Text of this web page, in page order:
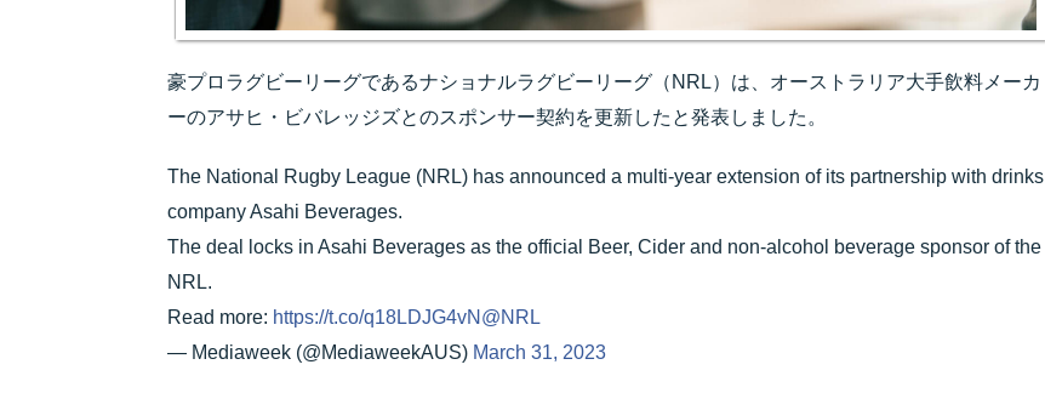
豪プロラグビーリーグであるナショナルラグビーリーグ（NRL）は、オーストラリア大手飲料メーカ
ーのアサヒ・ビバレッジズとのスポンサー契約を更新したと発表しました。
The National Rugby League (NRL) has announced a multi-year extension of its partnership with drinks
company Asahi Beverages.
The deal locks in Asahi Beverages as the official Beer, Cider and non-alcohol beverage sponsor of the
NRL.
Read more: https://t.co/q18LDJG4vN @NRL
— Mediaweek (@MediaweekAUS) March 31, 2023